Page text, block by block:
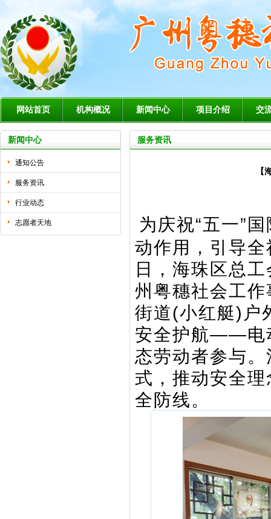
网站首页 机构概况 新闻中心 项目介绍 交
新闻中心
通知公告
服务资讯
行业动态
志愿者天地
服务资讯
【
为庆祝“五一”
动作用，引导
日，海珠区总
州粤穗社会工
街道(小红艇)户
安全护航——电
态劳动者参与
式，推动安全
全防线。